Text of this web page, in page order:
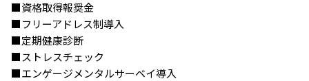
■資格取得報奨金
■フリーアドレス制導入
■定期健康診断
■ストレスチェック
■エンゲージメンタルサーベイ導入